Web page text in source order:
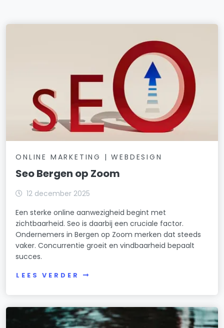
ONLINE MARKETING | WEBDESIGN
Seo Bergen op Zoom
12 december 2025
Een sterke online aanwezigheid begint met
zichtbaarheid. Seo is daarbij een cruciale factor.
Ondernemers in Bergen op Zoom merken dat steeds
vaker. Concurrentie groeit en vindbaarheid bepaalt
succes.
LEES VERDER